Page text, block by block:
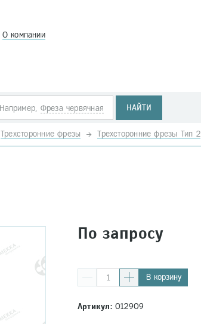
О компании
Например, Фреза червячная НАЙТИ
Трехсторонние фрезы Трехсторонние фрезы Тип 2
По запросу
В корзину
Артикул:012909